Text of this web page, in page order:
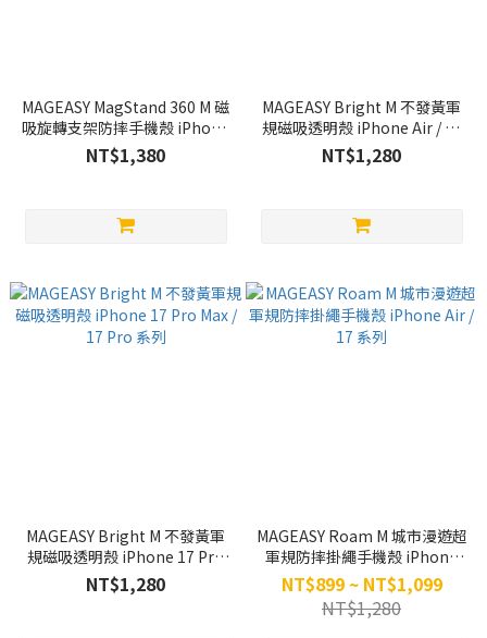
MAGEASY MagStand 360 M 磁
吸旋轉支架防摔手機殼 iPhone
17 Pro Max / 17 Pro 系列
NT$1,380
MAGEASY Bright M 不發黃軍
規磁吸透明殼 iPhone Air / 17
系列
NT$1,280
MAGEASY Bright M 不發黃軍
規磁吸透明殼 iPhone 17 Pro
Max / 17 Pro 系列
NT$1,280
MAGEASY Roam M 城市漫遊超
軍規防摔掛繩手機殼 iPhone
Air / 17 系列
NT$899 ~ NT$1,099
NT$1,280